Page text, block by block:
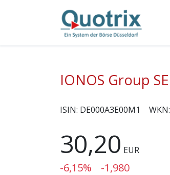
IONOS Group SE
ISIN: DE000A3E00M1 WKN:
30,20 EUR
-6,15% -1,980